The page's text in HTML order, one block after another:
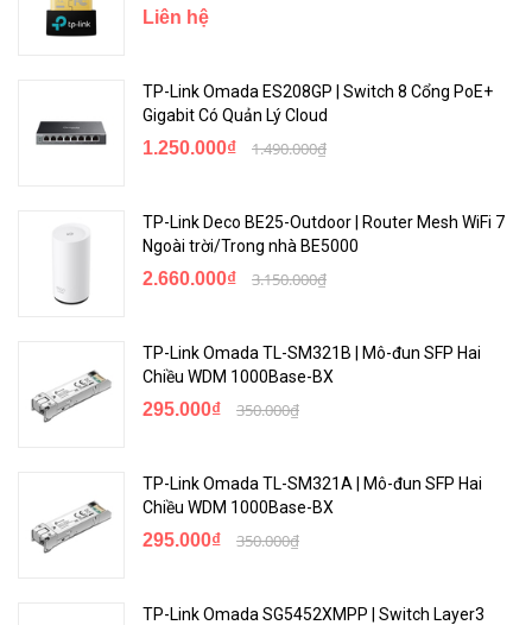
Liên hệ
TP-Link Omada ES208GP | Switch 8 Cổng PoE+
Gigabit Có Quản Lý Cloud
1.250.000₫ 1.490.000₫
TP-Link Deco BE25-Outdoor | Router Mesh WiFi 7
Ngoài trời/Trong nhà BE5000
2.660.000₫ 3.150.000₫
TP-Link Omada TL-SM321B | Mô-đun SFP Hai
Chiều WDM 1000Base-BX
295.000₫ 350.000₫
TP-Link Omada TL-SM321A | Mô-đun SFP Hai
Chiều WDM 1000Base-BX
295.000₫ 350.000₫
TP-Link Omada SG5452XMPP | Switch Layer3